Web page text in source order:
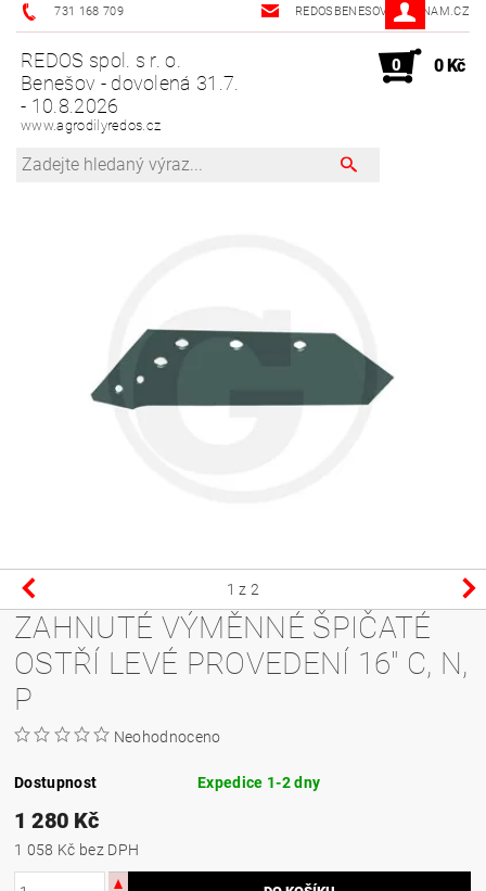
731 168 709 REDOSBENESOV@SEZNAM.CZ
REDOS spol. s r. o.
Benešov - dovolená 31.7.
- 10.8.2026
www.agrodilyredos.cz
0 0 Kč
1 z 2
ZAHNUTÉ VÝMĚNNÉ ŠPIČATÉ
OSTŘÍ LEVÉ PROVEDENÍ 16" C, N,
P
Neohodnoceno
Dostupnost Expedice 1-2 dny
1 280 Kč
1 058 Kč bez DPH